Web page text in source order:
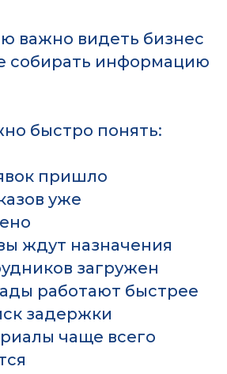
важно видеть бизнес
собирать информацию
быстро понять:
пришло
уже
ждут назначения
загружен
работают быстрее
задержки
чаще всего